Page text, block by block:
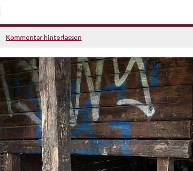
Kommentar hinterlassen